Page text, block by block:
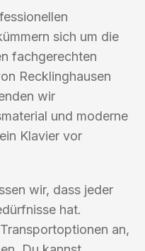
sich um die
fachgerechten
Recklinghausen
wir
und moderne
Klavier vor
wir, dass jeder
hat.
an,